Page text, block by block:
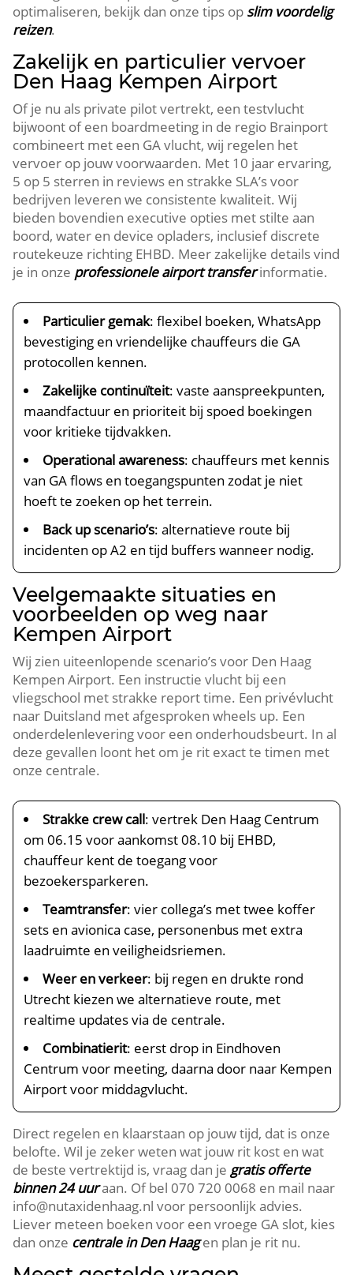
optimaliseren, bekijk dan onze tips op slim voordelig
reizen.
Zakelijk en particulier vervoer
Den Haag Kempen Airport
Of je nu als private pilot vertrekt, een testvlucht
bijwoont of een boardmeeting in de regio Brainport
combineert met een GA vlucht, wij regelen het
vervoer op jouw voorwaarden. Met 10 jaar ervaring,
5 op 5 sterren in reviews en strakke SLA’s voor
bedrijven leveren we consistente kwaliteit. Wij
bieden bovendien executive opties met stilte aan
boord, water en device opladers, inclusief discrete
routekeuze richting EHBD. Meer zakelijke details vind
je in onze professionele airport transferinformatie.
Particulier gemak: flexibel boeken, WhatsApp
bevestiging en vriendelijke chauffeurs die GA
protocollen kennen.
Zakelijke continuïteit: vaste aanspreekpunten,
maandfactuur en prioriteit bij spoed boekingen
voor kritieke tijdvakken.
Operational awareness: chauffeurs met kennis
van GA flows en toegangspunten zodat je niet
hoeft te zoeken op het terrein.
Back up scenario’s: alternatieve route bij
incidenten op A2 en tijd buffers wanneer nodig.
Veelgemaakte situaties en
voorbeelden op weg naar
Kempen Airport
Wij zien uiteenlopende scenario’s voor Den Haag
Kempen Airport. Een instructie vlucht bij een
vliegschool met strakke report time. Een privévlucht
naar Duitsland met afgesproken wheels up. Een
onderdelenlevering voor een onderhoudsbeurt. In al
deze gevallen loont het om je rit exact te timen met
onze centrale.
Strakke crew call: vertrek Den Haag Centrum
om 06.15 voor aankomst 08.10 bij EHBD,
chauffeur kent de toegang voor
bezoekersparkeren.
Teamtransfer: vier collega’s met twee koffer
sets en avionica case, personenbus met extra
laadruimte en veiligheidsriemen.
Weer en verkeer: bij regen en drukte rond
Utrecht kiezen we alternatieve route, met
realtime updates via de centrale.
Combinatierit: eerst drop in Eindhoven
Centrum voor meeting, daarna door naar Kempen
Airport voor middagvlucht.
Direct regelen en klaarstaan op jouw tijd, dat is onze
belofte. Wil je zeker weten wat jouw rit kost en wat
de beste vertrektijd is, vraag dan jegratis offerte
binnen 24 uuraan. Of bel 070 720 0068 en mail naar
info@nutaxidenhaag.nl voor persoonlijk advies.
Liever meteen boeken voor een vroege GA slot, kies
dan onze centrale in Den Haagen plan je rit nu.